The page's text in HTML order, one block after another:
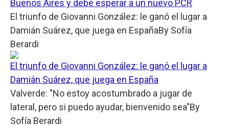
Buenos Aires y debe esperar a un nuevo PCR
El triunfo de Giovanni González: le ganó el lugar a
Damián Suárez, que juega en EspañaBy Sofía
Berardi
El triunfo de Giovanni González: le ganó el lugar a
Damián Suárez, que juega en España
Valverde: "No estoy acostumbrado a jugar de
lateral, pero si puedo ayudar, bienvenido sea"By
Sofía Berardi